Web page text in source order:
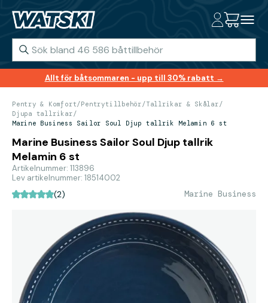
Allt för båtsommaren - upp till 30% rabatt →
Pentry & Komfort/Pentrytillbehör/Tallrikar & Skålar/
Djupa tallrikar/
Marine Business Sailor Soul Djup tallrik Melamin 6 st
Marine Business Sailor Soul Djup tallrik
Melamin 6 st
Artikelnummer: 113896
Lev artikelnummer: 18514002
(2) Marine Business